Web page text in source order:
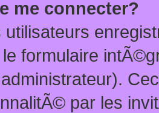
me connecter?
utilisateurs
le formulaire
par les